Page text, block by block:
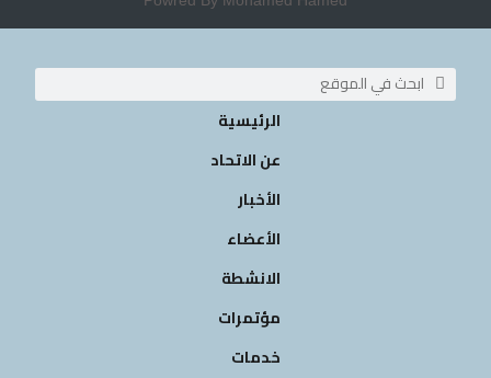
الرئيسية
عن الاتحاد
الأخبار
الأعضاء
الانشطة
مؤتمرات
خدمات